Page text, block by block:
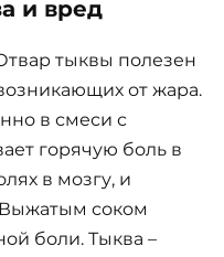
и вред
тыквы полезен
от жара.
в смеси с
горячую боль в
в мозгу, и
Выжатым соком
боли. Тыква –